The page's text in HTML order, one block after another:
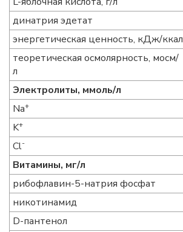
динатрия эдетат
энергетическая ценность, кДж/ккал
теоретическая осмолярность, мосм/
л
Электролиты, ммоль/л
Na+
K+
Cl-
Витамины, мг/л
рибофлавин-5-натрия фосфат
никотинамид
D-пантенол